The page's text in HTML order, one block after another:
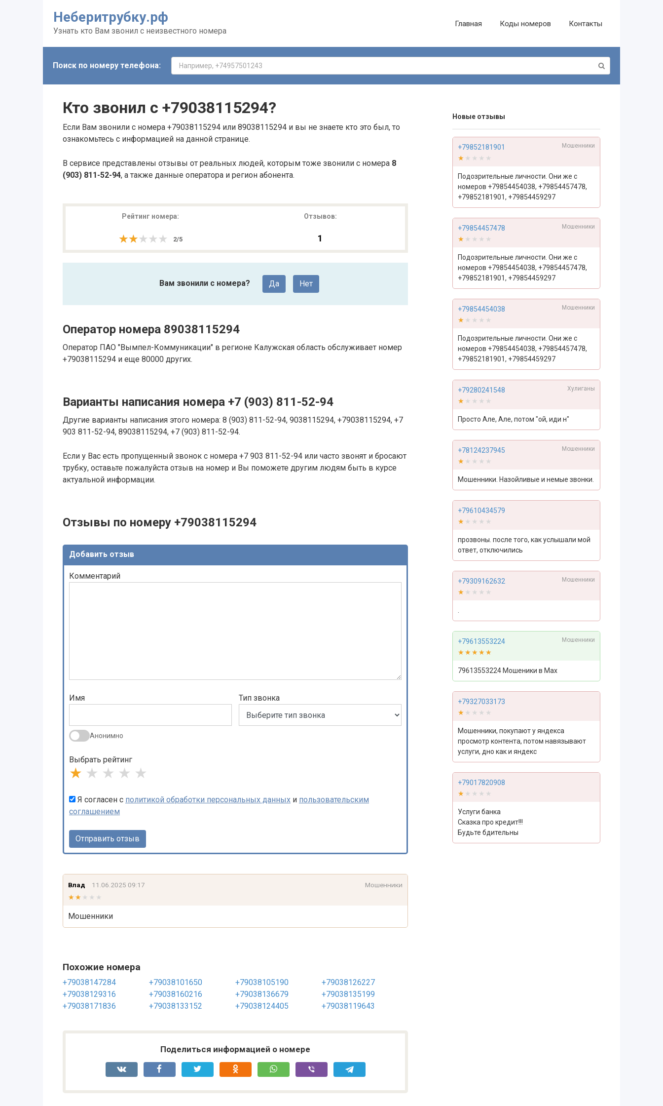
Неберитрубку.рф
Узнать кто Вам звонил с неизвестного номера
Главная Коды номеров Контакты
Поиск по номеру телефона:
Кто звонил с +79038115294?
Если Вам звонили с номера +79038115294 или 89038115294 и вы не знаете кто это был, то
ознакомьтесь с информацией на данной странице.
В сервисе представлены отзывы от реальных людей, которым тоже звонили с номера 8
(903) 811-52-94, а также данные оператора и регион абонента.
Рейтинг номера:
★★★★★
★★★★★ 2/5
Отзывов:
1
Вам звонили с номера? Да Нет
Оператор номера 89038115294
Оператор ПАО "Вымпел-Коммуникации" в регионе Калужская область обслуживает номер
+79038115294 и еще 80000 других.
Варианты написания номера +7 (903) 811-52-94
Другие варианты написания этого номера: 8 (903) 811-52-94, 9038115294, +79038115294, +7
903 811-52-94, 89038115294, +7 (903) 811-52-94.
Если у Вас есть пропущенный звонок с номера +7 903 811-52-94 или часто звонят и бросают
трубку, оставьте пожалуйста отзыв на номер и Вы поможете другим людям быть в курсе
актуальной информации.
Отзывы по номеру +79038115294
Добавить отзыв
Комментарий
Имя
Анонимно
Тип звонка
Выбрать рейтинг
★ ★ ★ ★ ★
Я согласен с политикой обработки персональных данных и пользовательским
соглашением
Влад 11.06.2025 09:17
Мошенники
★★★★★
★★★★★
Мошенники
Похожие номера
+79038147284 +79038101650 +79038105190
+79038126227
+79038129316
+79038160216 +79038136679
+79038135199
+79038171836
+79038133152 +79038124405 +79038119643
Поделиться информацией о номере
Новые отзывы
+79852181901 Мошенники
★★★★★
★★★★★
Подозрительные личности. Они же с
номеров +79854454038, +79854457478,
+79852181901, +79854459297
+79854457478 Мошенники
★★★★★
★★★★★
Подозрительные личности. Они же с
номеров +79854454038, +79854457478,
+79852181901, +79854459297
+79854454038 Мошенники
★★★★★
★★★★★
Подозрительные личности. Они же с
номеров +79854454038, +79854457478,
+79852181901, +79854459297
+79280241548 Хулиганы
★★★★★
★★★★★
Просто Але, Але, потом "ой, иди н"
+78124237945 Мошенники
★★★★★
★★★★★
Мошенники. Назойливые и немые звонки.
+79610434579
★★★★★
★★★★★
прозвоны. после того, как услышали мой
ответ, отключились
+79309162632 Мошенники
★★★★★
★★★★★
+79613553224 Мошенники
★★★★★
★★★★★
79613553224 Мошеники в Max
+79327033173
★★★★★
★★★★★
Мошенники, покупают у яндекса
просмотр контента, потом навязывают
услуги, дно как и яндекс
+79017820908
★★★★★
★★★★★
Услуги банка
Сказка про кредит!!!
Будьте бдительны